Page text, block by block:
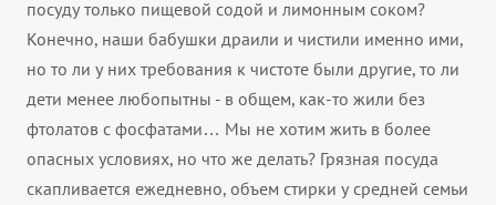
посуду только пищевой содой и лимонным соком?
Конечно, наши бабушки драили и чистили именно ими,
но то ли у них требования к чистоте были другие, то ли
дети менее любопытны - в общем, как-то жили без
фтолатов с фосфатами… Мы не хотим жить в более
опасных условиях, но что же делать? Грязная посуда
скапливается ежедневно, объем стирки у средней семьи